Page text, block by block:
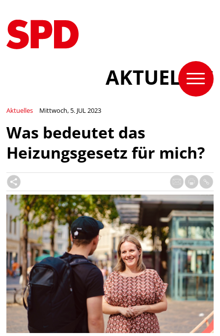
AKTUELLES
Aktuelles Mittwoch, 5. JUL 2023
Was bedeutet das
Heizungsgesetz für mich?